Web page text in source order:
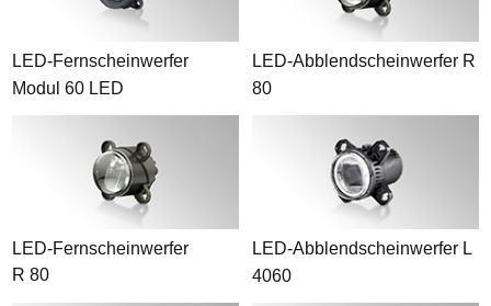
LED-Fernscheinwerfer
Modul 60 LED
LED-Abblendscheinwerfer R
80
LED-Fernscheinwerfer
R 80
LED-Abblendscheinwerfer L
4060